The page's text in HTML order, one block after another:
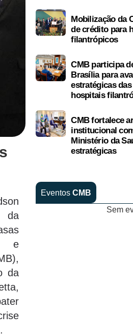
e
da
Mobilização da
de crédito para
filantrópicos
CMB participa
Brasília para
estratégicas
hospitais
CMB fortalece
institucional
Ministério da
estratégicas
Eventos CMB
Sem